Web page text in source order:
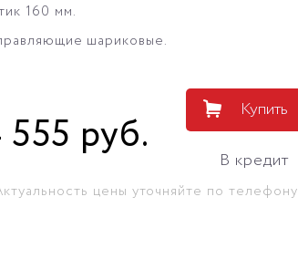
160 мм.
шариковые.
555 руб. Купить
В кредит
цены уточняйте по телефону